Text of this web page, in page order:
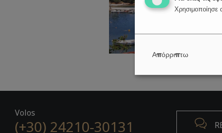
Volos
(+30) 24210-30131 
Χρησιμοποίησε
Απόρριπτω